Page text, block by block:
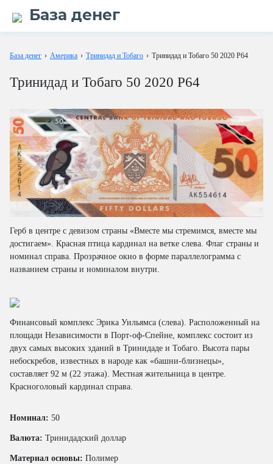
База денег
База денег › Америка › Тринидад и Тобаго › Тринидад и Тобаго 50 2020 P64
Тринидад и Тобаго 50 2020 P64
Герб в центре с девизом страны «Вместе мы стремимся, вместе мы
достигаем». Красная птица кардинал на ветке слева. Флаг страны и
номинал справа. Прозрачное окно в форме параллелограмма с
названием страны и номиналом внутри.
Финансовый комплекс Эрика Уильямса (слева). Расположенный на
площади Независимости в Порт-оф-Спейне, комплекс состоит из
двух самых высоких зданий в Тринидаде и Тобаго. Высота пары
небоскребов, известных в народе как «башни-близнецы»,
составляет 92 м (22 этажа). Местная жительница в центре.
Красноголовый кардинал справа.
Номинал: 50
Валюта: Тринидадский доллар
Материал основы: Полимер